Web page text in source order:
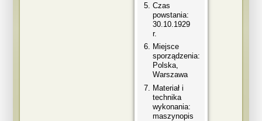
Czas
powstania:
30.10.1929
r.
Miejsce
sporządzenia:
Polska,
Warszawa
Materiał i
technika
wykonania:
maszynopis